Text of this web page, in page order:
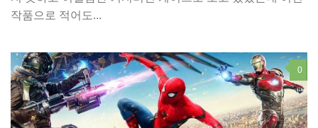
작품으로 적어도...
0